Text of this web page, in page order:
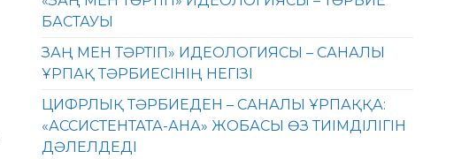
БАСТАУЫ
ЗАҢ МЕН ТӘРТІП» ИДЕОЛОГИЯСЫ – САНАЛЫ
ҰРПАҚ ТӘРБИЕСІНІҢ НЕГІЗІ
ЦИФРЛЫҚ ТӘРБИЕДЕН – САНАЛЫ ҰРПАҚҚА:
«АССИСТЕНТАТА-АНА» ЖОБАСЫ ӨЗ ТИІМДІЛІГІН
ДӘЛЕЛДЕДІ